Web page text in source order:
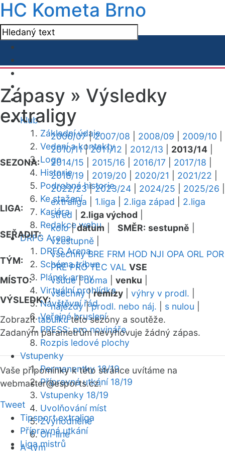
HC Kometa Brno
Klub
Základní údaje
Vedení a kontakty
Logo
Historie
Podrobná historie
Ke stažení
Kariéra
Redakce webu
DRFG Arena
DRFG Arena
Schéma tribun
Plánek areny
Virtuální prohlídka
Návštěvní řád
Veřejné bruslení
PRESS: pro novináře
Rozpis ledové plochy
Vstupenky
Permanentky 18/19
Přípravná utkání 18/19
Vstupenky 18/19
Uvolňování míst
Zvýhodněné
On-line
A-tým
Zápasy » Výsledky
extraligy
SEZONA:
2006/07|2007/08 2008/09 2009/10
2010/11|2011/12 2012/13 2013/14
2014/15
2015/16 2016/17 2017/18
2018/19
2019/20 2020/21 2021/22
2022/23|2023/24 2024/25 2025/26
LIGA:
extraliga 1.liga 2.liga západ
2.liga
střed
2.liga východ
SEŘADIT:
kolo|datum SMĚR: sestupně
vzestupně
TÝM:
všechny BRE FRM HOD NJI OPA ORL POR
PRE PRO TEC VAL VSE
MÍSTO:
všude|doma venku
VÝSLEDKY:
všechny|remízy výhry v prodl.
nájezdy|prodl. nebo náj. s nulou
Zobrazittabulkutéto sezóny a soutěže.
Zadaným parametrům nevyhovuje žádný zápas.
Vaše připomínky k této stránce uvítáme na
webmaster@esports.cz.
Tweet
Tipsport extraliga
Přípravná utkání
Liga mistrů